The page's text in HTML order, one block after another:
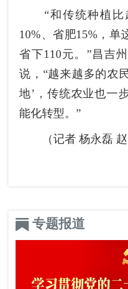
“和传统种植比
10%、省肥15%，单
省下110元。”昌吉
说，“越来越多的农
地’，传统农业也一
能化转型。”
（记者 杨永磊 赵
专题报道